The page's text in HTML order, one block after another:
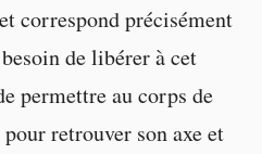
correspond précisément
de libérer à cet
permettre au corps de
retrouver son axe et